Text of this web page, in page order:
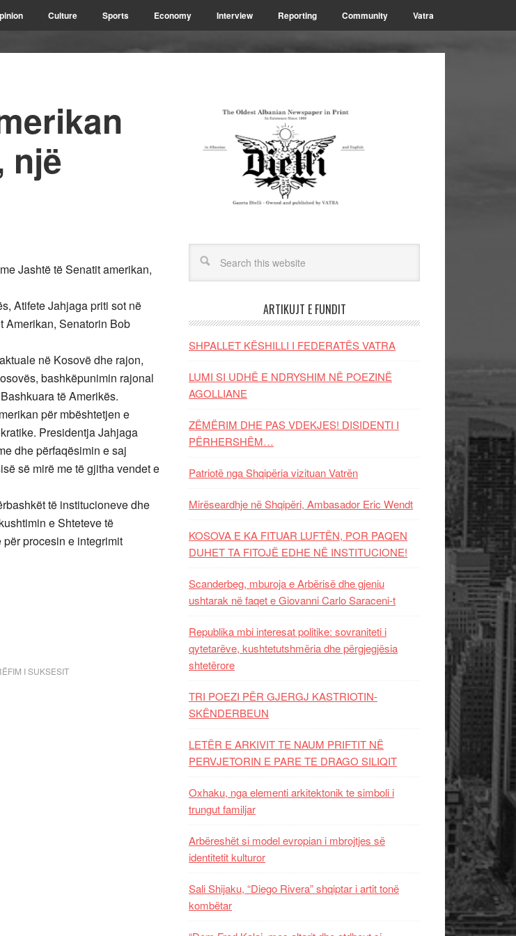
Culture Sports Economy Interview Reporting Community Vatra
një
Jashtë të Senatit amerikan,
Atifete Jahjaga priti sot në
Amerikan, Senatorin Bob
në Kosovë dhe rajon,
bashkëpunimin rajonal
të Amerikës.
për mbështetjen e
Presidentja Jahjaga
dhe përfaqësimin e saj
së mirë me të gjitha vendet e
të institucioneve dhe
e Shteteve të
procesin e integrimit
I SUKSESIT
ARTIKUJT E FUNDIT
SHPALLET KËSHILLI I FEDERATËS VATRA
LUMI SI UDHË E NDRYSHIM NË POEZINË
AGOLLIANE
ZËMËRIM DHE PAS VDEKJES! DISIDENTI I
PËRHERSHËM…
Patriotë nga Shqipëria vizituan Vatrën
Mirëseardhje në Shqipëri, Ambasador Eric Wendt
KOSOVA E KA FITUAR LUFTËN, POR PAQEN
DUHET TA FITOJË EDHE NË INSTITUCIONE!
Scanderbeg, mburoja e Arbërisë dhe gjeniu
ushtarak në faqet e Giovanni Carlo Saraceni-t
Republika mbi interesat politike: sovraniteti i
qytetarëve, kushtetutshmëria dhe përgjegjësia
shtetërore
TRI POEZI PËR GJERGJ KASTRIOTIN-
SKËNDERBEUN
LETËR E ARKIVIT TE NAUM PRIFTIT NË
PERVJETORIN E PARE TE DRAGO SILIQIT
Oxhaku, nga elementi arkitektonik te simboli i
trungut familjar
Arbëreshët si model evropian i mbrojtjes së
identitetit kulturor
Sali Shijaku, “Diego Rivera” shqiptar i artit tonë
kombëtar